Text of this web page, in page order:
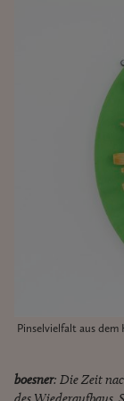
Pinselvielfalt aus
boesner: Die Zeit